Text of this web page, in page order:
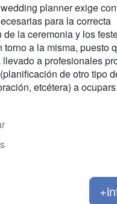
planner exige
para la correcta
de la ceremonia y los
torno a la misma, puesto
a profesionales
de otro tipo
etcétera) a